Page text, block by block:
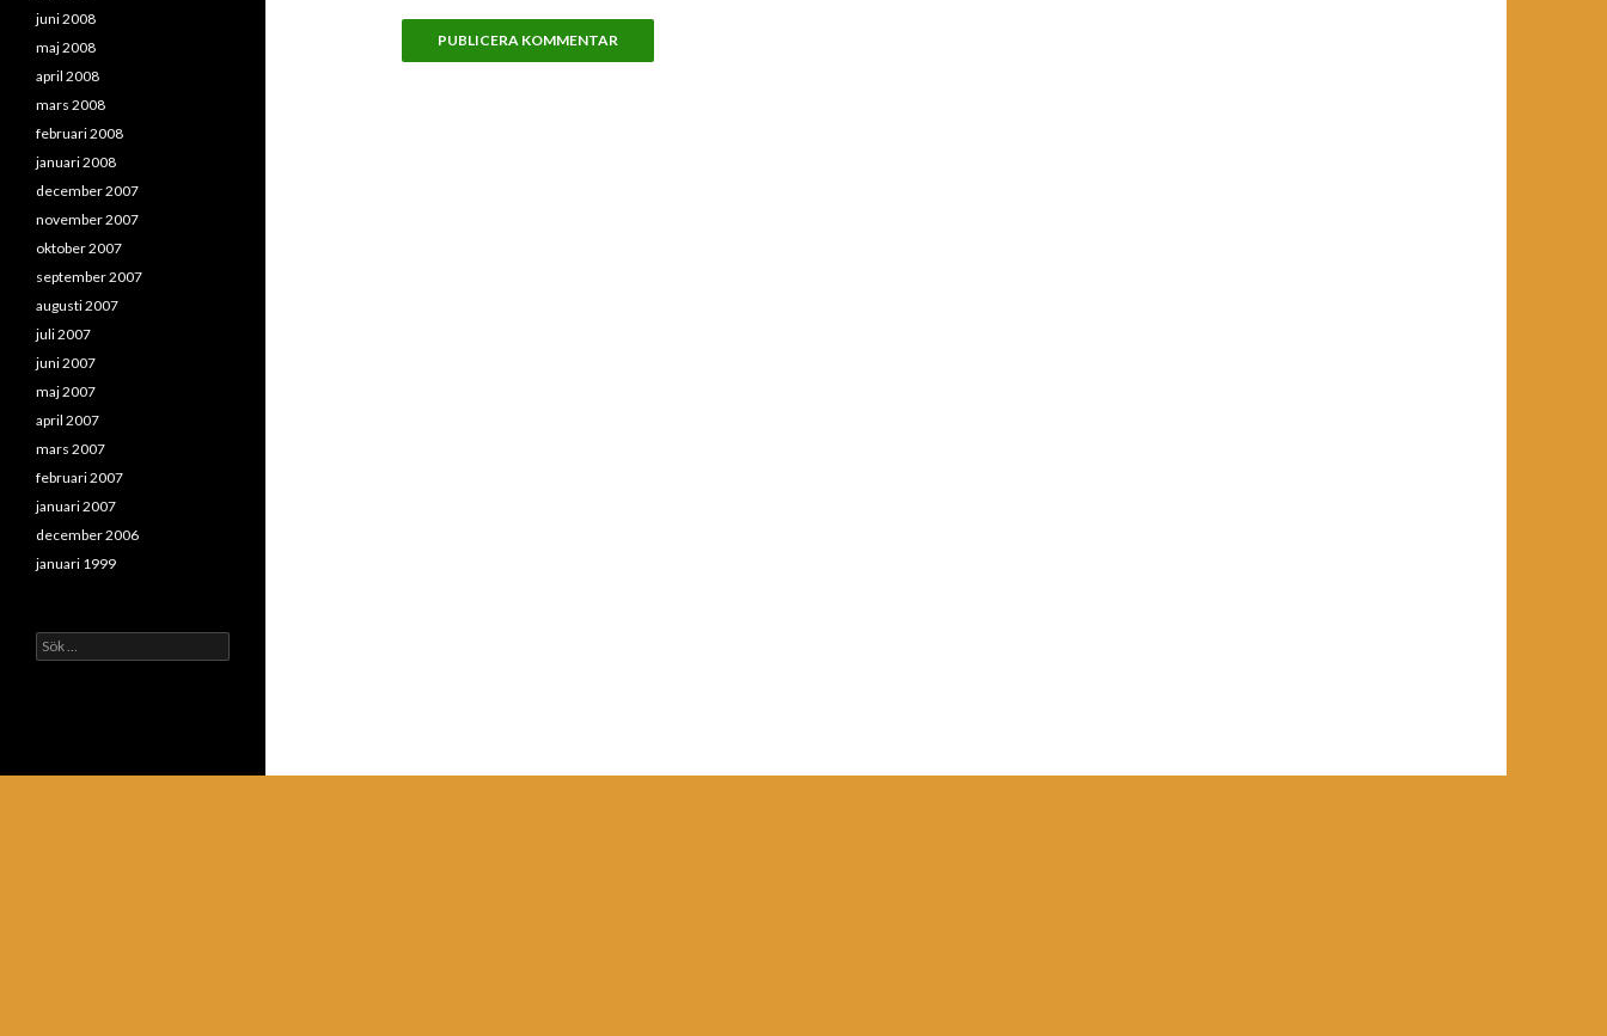
juni 2008
maj 2008
april 2008
mars 2008
februari 2008
januari 2008
december 2007
november 2007
oktober 2007
september 2007
augusti 2007
juli 2007
juni 2007
maj 2007
april 2007
mars 2007
februari 2007
januari 2007
december 2006
januari 1999
Sök
efter: